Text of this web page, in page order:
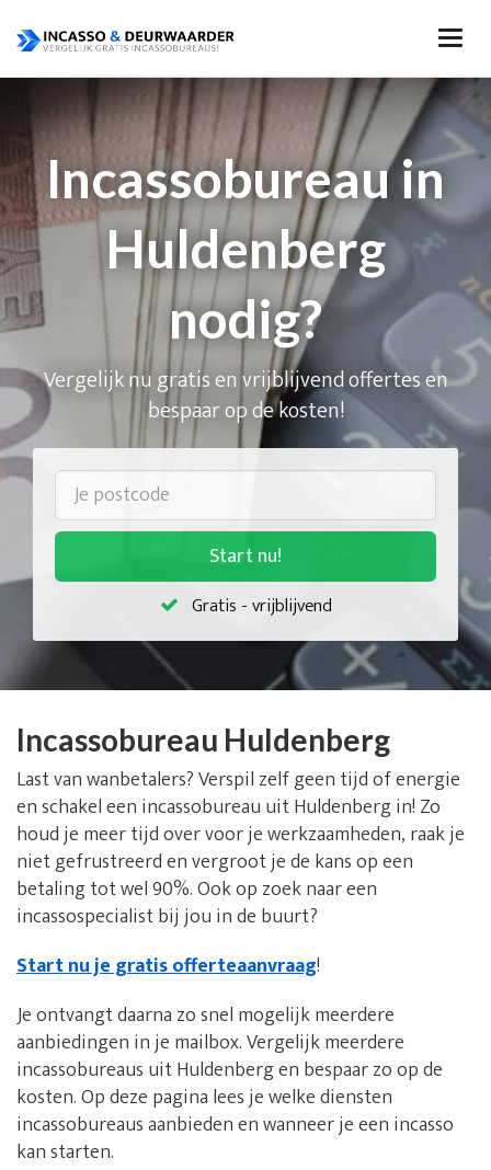
Incassobureau in
Huldenberg
nodig?
Vergelijk nu gratis en vrijblijvend offertes en
bespaar op de kosten!
Start nu!
Gratis - vrijblijvend
Incassobureau Huldenberg
Last van wanbetalers? Verspil zelf geen tijd of energie
en schakel een incassobureau uit Huldenberg in! Zo
houd je meer tijd over voor je werkzaamheden, raak je
niet gefrustreerd en vergroot je de kans op een
betaling tot wel 90%. Ook op zoek naar een
incassospecialist bij jou in de buurt?
Start nu je gratis offerteaanvraag!
Je ontvangt daarna zo snel mogelijk meerdere
aanbiedingen in je mailbox. Vergelijk meerdere
incassobureaus uit Huldenberg en bespaar zo op de
kosten. Op deze pagina lees je welke diensten
incassobureaus aanbieden en wanneer je een incasso
kan starten.